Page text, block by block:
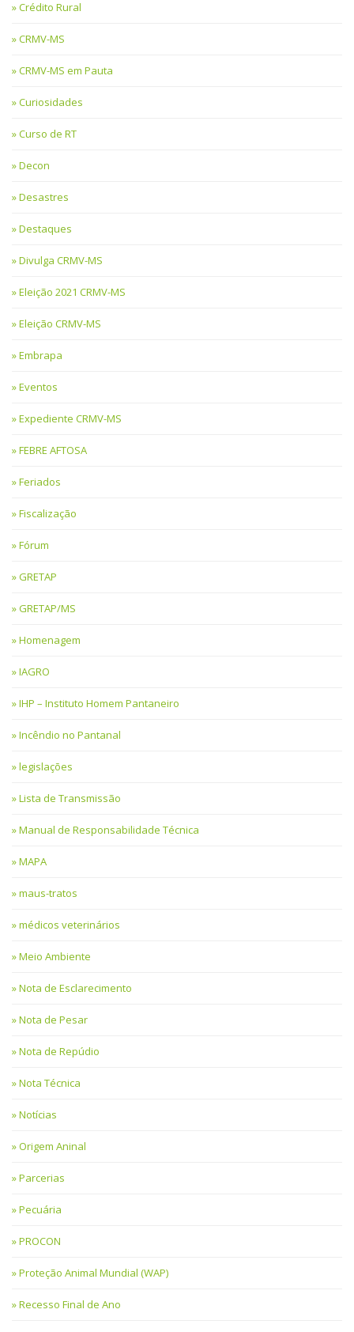
Crédito Rural
CRMV-MS
CRMV-MS em Pauta
Curiosidades
Curso de RT
Decon
Desastres
Destaques
Divulga CRMV-MS
Eleição 2021 CRMV-MS
Eleição CRMV-MS
Embrapa
Eventos
Expediente CRMV-MS
FEBRE AFTOSA
Feriados
Fiscalização
Fórum
GRETAP
GRETAP/MS
Homenagem
IAGRO
IHP – Instituto Homem Pantaneiro
Incêndio no Pantanal
legislações
Lista de Transmissão
Manual de Responsabilidade Técnica
MAPA
maus-tratos
médicos veterinários
Meio Ambiente
Nota de Esclarecimento
Nota de Pesar
Nota de Repúdio
Nota Técnica
Notícias
Origem Aninal
Parcerias
Pecuária
PROCON
Proteção Animal Mundial (WAP)
Recesso Final de Ano